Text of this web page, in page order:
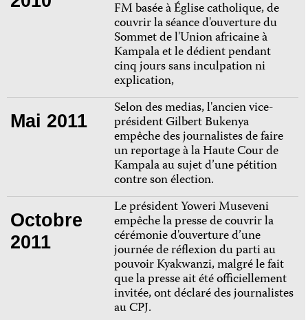
FM basée à Église catholique, de
couvrir la séance d'ouverture du
Sommet de l'Union africaine à
Kampala et le dédient pendant
cinq jours sans inculpation ni
explication,
Mai 2011
Selon des medias, l'ancien vice-
président Gilbert Bukenya
empêche des journalistes de faire
un reportage à la Haute Cour de
Kampala au sujet d’une pétition
contre son élection.
Octobre
2011
Le président Yoweri Museveni
empêche la presse de couvrir la
cérémonie d'ouverture d’une
journée de réflexion du parti au
pouvoir Kyakwanzi, malgré le fait
que la presse ait été officiellement
invitée, ont déclaré des journalistes
au CPJ.